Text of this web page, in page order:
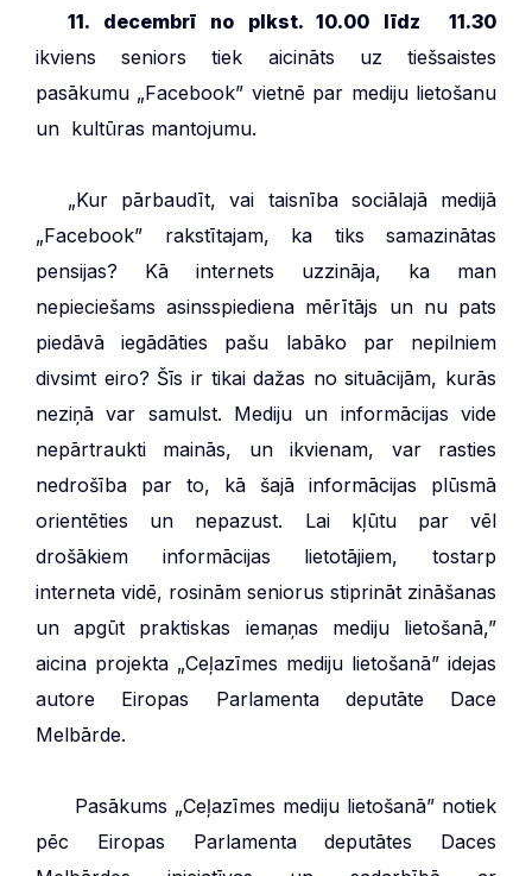
11. decembrī no plkst. 10.00 līdz 11.30
ikviens seniors tiek aicināts uz tiešsaistes
pasākumu „Facebook” vietnē par mediju lietošanu
un kultūras mantojumu.
„Kur pārbaudīt, vai taisnība sociālajā medijā
„Facebook” rakstītajam, ka tiks samazinātas
pensijas? Kā internets uzzināja, ka man
nepieciešams asinsspiediena mērītājs un nu pats
piedāvā iegādāties pašu labāko par nepilniem
divsimt eiro? Šīs ir tikai dažas no situācijām, kurās
neziņā var samulst. Mediju un informācijas vide
nepārtraukti mainās, un ikvienam, var rasties
nedrošība par to, kā šajā informācijas plūsmā
orientēties un nepazust. Lai kļūtu par vēl
drošākiem informācijas lietotājiem, tostarp
interneta vidē, rosinām seniorus stiprināt zināšanas
un apgūt praktiskas iemaņas mediju lietošanā,”
aicina projekta „Ceļazīmes mediju lietošanā” idejas
autore Eiropas Parlamenta deputāte Dace
Melbārde.
Pasākums „Ceļazīmes mediju lietošanā” notiek
pēc Eiropas Parlamenta deputātes Daces